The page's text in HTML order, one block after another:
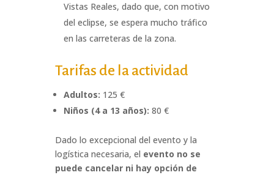
Vistas Reales, dado que, con motivo
del eclipse, se espera mucho tráfico
en las carreteras de la zona.
Tarifas de la actividad
Adultos: 125 €
Niños (4 a 13 años): 80 €
Dado lo excepcional del evento y la
logística necesaria, el evento no se
puede cancelar ni hay opción de